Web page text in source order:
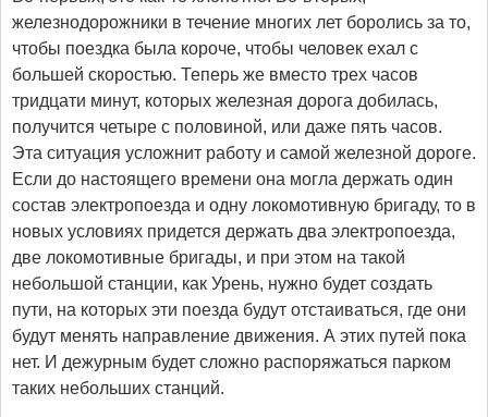
железнодорожники в течение многих лет боролись за то,
чтобы поездка была короче, чтобы человек ехал с
большей скоростью. Теперь же вместо трех часов
тридцати минут, которых железная дорога добилась,
получится четыре с половиной, или даже пять часов.
Эта ситуация усложнит работу и самой железной дороге.
Если до настоящего времени она могла держать один
состав электропоезда и одну локомотивную бригаду, то в
новых условиях придется держать два электропоезда,
две локомотивные бригады, и при этом на такой
небольшой станции, как Урень, нужно будет создать
пути, на которых эти поезда будут отстаиваться, где они
будут менять направление движения. А этих путей пока
нет. И дежурным будет сложно распоряжаться парком
таких небольших станций.